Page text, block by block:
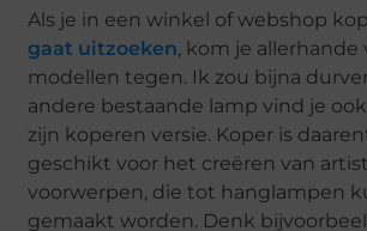
Als je in een winkel of webshop
gaat uitzoeken, kom je allerhande
modellen tegen. Ik zou bijna
andere bestaande lamp vind je
zijn koperen versie. Koper is
geschikt voor het creëren van
voorwerpen, die tot hanglampen
gemaakt worden. Denk